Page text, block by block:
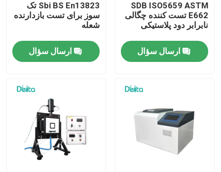
خونه
محصولات
درباره ما
تور کارخانه
SDB ISO5659 ASTM
E662 تست کننده چگالی
نابرابر دود پلاستیکی
ارسال سؤال
Sbi BS En13823 تک
سوز برای تست بازدارنده
شعله
ارسال سؤال